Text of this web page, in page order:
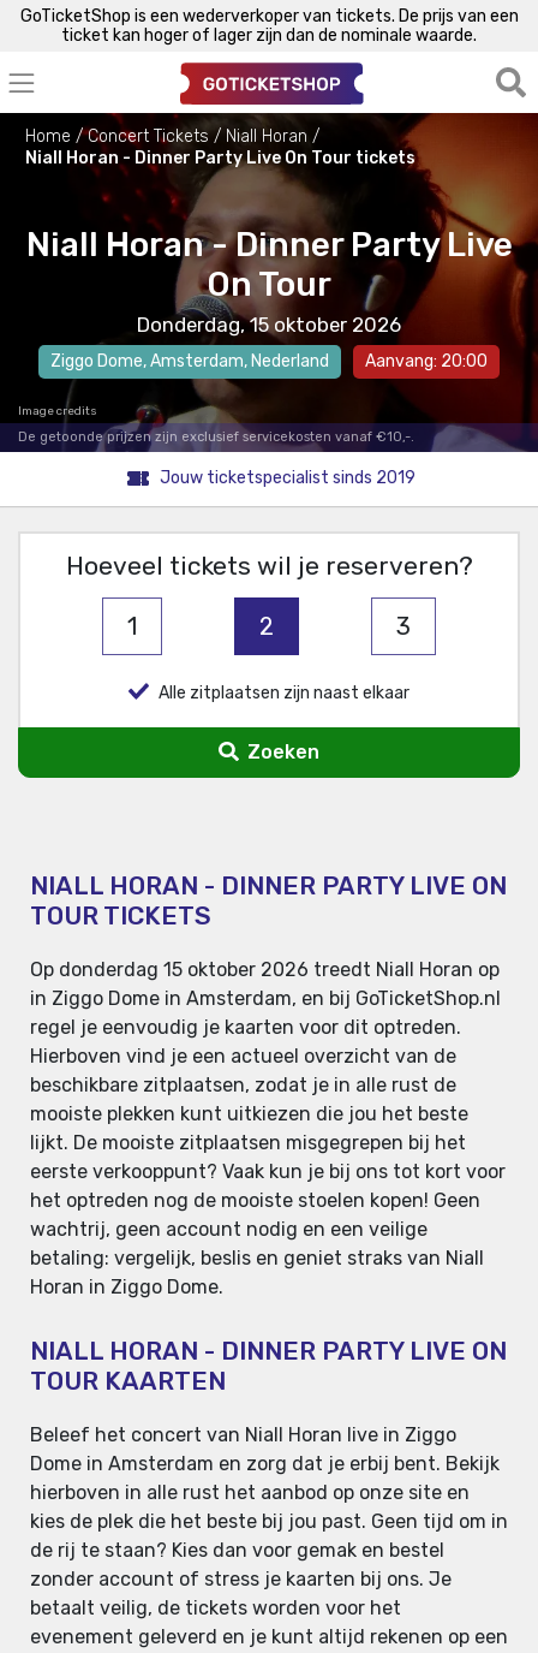
GoTicketShop is een wederverkoper van tickets. De prijs van een
ticket kan hoger of lager zijn dan de nominale waarde.
Home Concert Tickets
Niall Horan
Niall Horan - Dinner Party Live On Tour tickets
Niall Horan - Dinner Party Live
On Tour
Donderdag, 15 oktober 2026
Ziggo Dome,Amsterdam, Nederland Aanvang: 20:00
Image credits
De getoonde prijzen zijn exclusief servicekosten vanaf €10,-.
Jouw ticketspecialist sinds 2019
Hoeveel tickets wil je reserveren?
1 2 3
Alle zitplaatsen zijn naast elkaar
Zoeken
NIALL HORAN - DINNER PARTY LIVE ON
TOUR TICKETS
Op donderdag 15 oktober 2026 treedt Niall Horan op
in Ziggo Dome in Amsterdam, en bij GoTicketShop.nl
regel je eenvoudig je kaarten voor dit optreden.
Hierboven vind je een actueel overzicht van de
beschikbare zitplaatsen, zodat je in alle rust de
mooiste plekken kunt uitkiezen die jou het beste
lijkt. De mooiste zitplaatsen misgegrepen bij het
eerste verkooppunt? Vaak kun je bij ons tot kort voor
het optreden nog de mooiste stoelen kopen! Geen
wachtrij, geen account nodig en een veilige
betaling: vergelijk, beslis en geniet straks van Niall
Horan in Ziggo Dome.
NIALL HORAN - DINNER PARTY LIVE ON
TOUR KAARTEN
Beleef het concert van Niall Horan live in Ziggo
Dome in Amsterdam en zorg dat je erbij bent. Bekijk
hierboven in alle rust het aanbod op onze site en
kies de plek die het beste bij jou past. Geen tijd om in
de rij te staan? Kies dan voor gemak en bestel
zonder account of stress je kaarten bij ons. Je
betaalt veilig, de tickets worden voor het
evenement geleverd en je kunt altijd rekenen op een